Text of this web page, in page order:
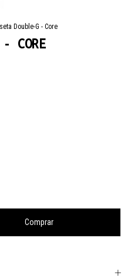
Double-G - Core
- CORE